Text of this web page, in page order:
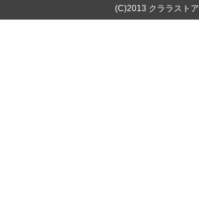
(C)2013 クララストア